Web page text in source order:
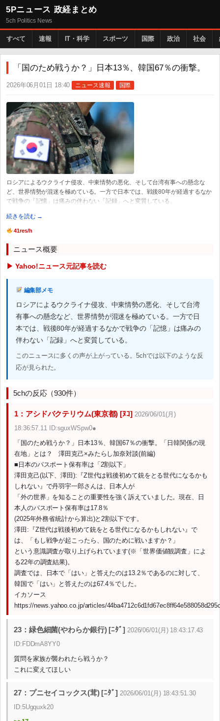
5Pニュース 政経まとめ
5ch Politics News
すべて 速報 IT・科学 スポーツ 国際 政治 社会
「国のため戦うか？」日本13％、韓国67％の衝撃。
2026年06月01日 18:40 ニュース速報 国際
ロシアによるウクライナ侵攻、中東情勢の悪化、そして台湾有事への懸念な
ど、世界情勢が混迷を極めている。一方で日本では、戦後80年が経過するなか
で戦争の「記憶」は痛みの伴わない「記録」へと変質している。
続きを読む →
41res/h
ニュース概要
▶ Yahoo!ニュース元記事を読む
編集部メモ
ロシアによるウクライナ侵攻、中東情勢の悪化、そして台湾
有事への懸念など、世界情勢が混迷を極めている。一方で日
本では、戦後80年が経過するなかで戦争の「記憶」は痛みの
伴わない「記録」へと変質している。
このニュースに多くの声が上がっている。5chでは以下のような反
応が見られた。
5chの反応（930件）
1：アシドバクテリウム(東京都) [ﾇｺ] 2026/06/01(月)
18:36:57.11 ID:sguxWSpw0●
「国のため戦うか？」日本13％、韓国67％の衝撃。「日韓関係の現
在地」とは？ 澤田克己×みたらし加奈対談(前編)
■日本のパスポート保有率は「2割以下」
澤田克己(以下、澤田):『Z世代は戦後初めて銃をとる世代になるかも
しれない』で丹羽宇一郎さんは、日本人が
「外の世界」を知ることの重要性を強く訴えていました。現在、日
本人のパスポート保有率は17.8％
(2025年外務省統計から算出)と2割以下です。
澤田:『Z世代は戦後初めて銃をとる世代になるかもしれない』で
は、「もし戦争が起こったら、国のために戦いますか？」
という意識調査が取り上げられています(※「世界価値観調査」によ
る22年の調査結果)。
調査では、日本で「はい」と答えたのは13.2％であるのに対して、
韓国で「はい」と答えたのは67.4％でした。
イカソース
https://news.yahoo.co.jp/articles/
23：緑色細菌(やわらか銀行) [ﾆﾀﾞ] 2026/06/01(月) 18:43:17.43
ID:FDDmA8YY0
質問を家族が襲われたら戦うか？
これに変えてほしい
27：プニセイコックス(茸) [ﾆﾀﾞ] 2026/06/01(月) 18:43:51.30
ID:5Ugquxk20